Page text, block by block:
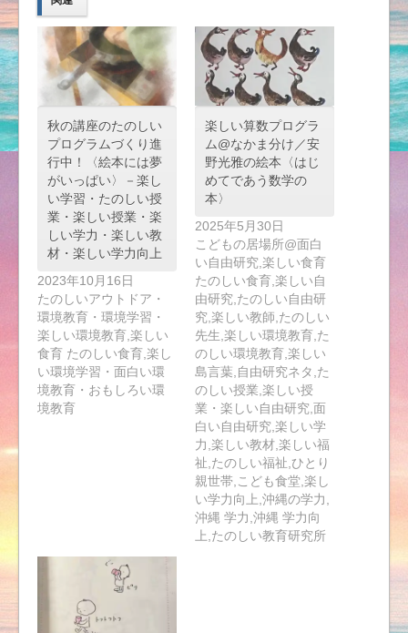
秋の講座のたのしい
プログラムづくり進
行中！〈絵本には夢
がいっぱい〉－楽し
い学習・たのしい授
業・楽しい授業・楽
しい学力・楽しい教
材・楽しい学力向上
2023年10月16日
たのしいアウトドア・
環境教育・環境学習・
楽しい環境教育,楽しい
食育 たのしい食育,楽し
い環境学習・面白い環
境教育・おもしろい環
境教育
楽しい算数プログラ
ム@なかま分け／安
野光雅の絵本〈はじ
めてであう数学の
本〉
2025年5月30日
こどもの居場所@面白
い自由研究,楽しい食育
たのしい食育,楽しい自
由研究,たのしい自由研
究,楽しい教師,たのしい
先生,楽しい環境教育,た
のしい環境教育,楽しい
島言葉,自由研究ネタ,た
のしい授業,楽しい授
業・楽しい自由研究,面
白い自由研究,楽しい学
力,楽しい教材,楽しい福
祉,たのしい福祉,ひとり
親世帯,こども食堂,楽し
い学力向上,沖縄の学力,
沖縄 学力,沖縄 学力向
上,たのしい教育研究所